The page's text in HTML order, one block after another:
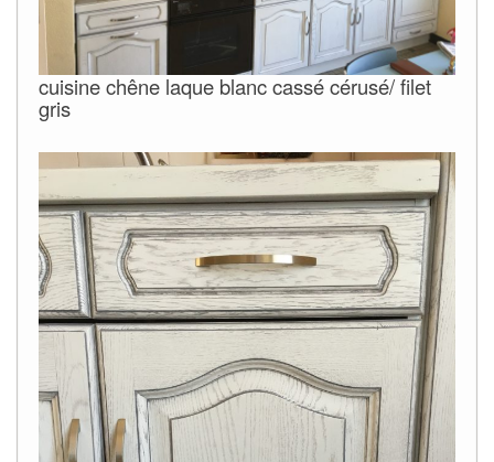
cuisine chêne laque blanc cassé cérusé/ filet
gris